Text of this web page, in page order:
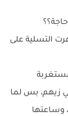
التسلية على
زيهم، بس لما
وساعتها